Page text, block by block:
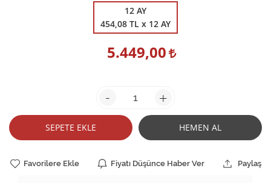
12 AY
454,08 TL x 12 AY
5.449,00
- +
SEPETE EKLE HEMEN AL
Favorilere Ekle Fiyatı Düşünce Haber Ver Paylaş